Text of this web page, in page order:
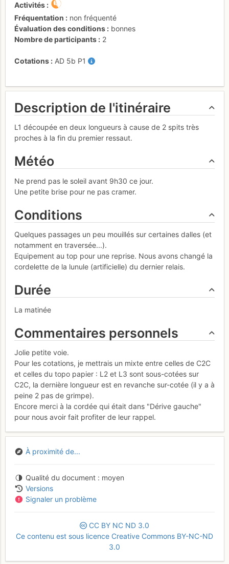
Activités
Fréquentation
non fréquenté
Évaluation des conditions
bonnes
Nombre de participants
2
Cotations AD 5b P1
Description de l'itinéraire
L1 découpée en deux longueurs à cause de 2 spits très
proches à la fin du premier ressaut.
Météo
Ne prend pas le soleil avant 9h30 ce jour.
Une petite brise pour ne pas cramer.
Conditions
Quelques passages un peu mouillés sur certaines dalles (et
notamment en traversée...).
Equipement au top pour une reprise. Nous avons changé la
cordelette de la lunule (artificielle) du dernier relais.
Durée
La matinée
Commentaires personnels
Jolie petite voie.
Pour les cotations, je mettrais un mixte entre celles de C2C
et celles du topo papier : L2 et L3 sont sous-cotées sur
C2C, la dernière longueur est en revanche sur-cotée (il y a à
peine 2 pas de grimpe).
Encore merci à la cordée qui était dans "Dérive gauche"
pour nous avoir fait profiter de leur rappel.
À proximité de...
Qualité du document
moyen
Versions
Signaler un problème
CC BY NC ND 3.0
Ce contenu est sous licence Creative Commons BY-NC-ND
3.0